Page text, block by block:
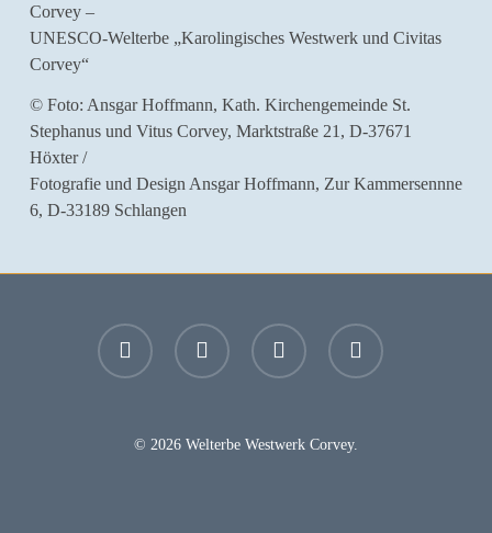
Corvey –
UNESCO-Welterbe „Karolingisches Westwerk und Civitas
Corvey“
© Foto: Ansgar Hoffmann, Kath. Kirchengemeinde St.
Stephanus und Vitus Corvey, Marktstraße 21, D-37671
Höxter /
Fotografie und Design Ansgar Hoffmann, Zur Kammersennne
6, D-33189 Schlangen
facebook youtube instagram email
© 2026 Welterbe Westwerk Corvey.